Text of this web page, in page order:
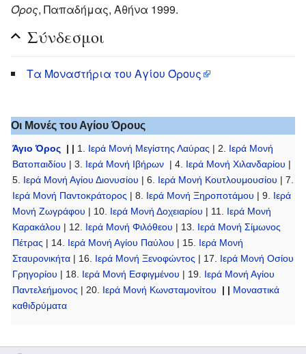
Όρος, Παπαδήμας, Αθήνα 1999.
Σύνδεσμοι
Τα Μοναστήρια του Αγίου Όρους
Οι Μονές του Αγίου Όρους
Άγιο Όρος | | 1. Ιερά Μονή Μεγίστης Λαύρας | 2. Ιερά Μονή
Βατοπαιδίου | 3. Ιερά Μονή Ιβήρων | 4. Ιερά Μονή Χιλανδαρίου |
5. Ιερά Μονή Αγίου Διονυσίου | 6. Ιερά Μονή Κουτλουμουσίου | 7.
Ιερά Μονή Παντοκράτορος | 8. Ιερά Μονή Ξηροποτάμου | 9. Ιερά
Μονή Ζωγράφου | 10. Ιερά Μονή Δοχειαρίου | 11. Ιερά Μονή
Καρακάλου | 12. Ιερά Μονή Φιλόθεου | 13. Ιερά Μονή Σίμωνος
Πέτρας | 14. Ιερά Μονή Αγίου Παύλου | 15. Ιερά Μονή
Σταυρονικήτα | 16. Ιερά Μονή Ξενοφώντος | 17. Ιερά Μονή Οσίου
Γρηγορίου | 18. Ιερά Μονή Εσφιγμένου | 19. Ιερά Μονή Αγίου
Παντελεήμονος | 20. Ιερά Μονή Κωνσταμονίτου | | Μοναστικά
καθιδρύματα